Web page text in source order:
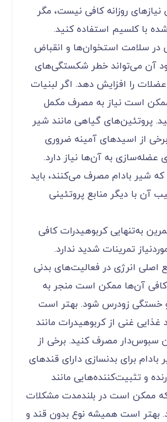
روزانه کافی نیست، مگر
با کلسیم استفاده کنید.
سلامت استخوان‌ها و انقباض
آن می‌تواند خطر شکستگی‌های
را افزایش دهد. اگر لبنیات
است نیاز به مصرف مکمل
پروتئین‌های گیاهی مانند شیر
برخی از اسیدهای آمینه ضروری
عضله‌سازی به آن‌ها نیاز دارد.
که شیر بادام مصرف می‌کنند، باید
آن با دیگر منابع پروتئینی
به‌تنهایی کربوهیدرات کافی
تمرینات شدید ندارد.
اصلی انرژی در فعالیت‌های بدنی
آن‌ها ممکن است منجر به
زودرس شود. بهتر است
غذایی غنی از کربوهیدرات مانند
سبوس‌دار مصرف کنید. برخی از
بادام برای بدنسازی دارای قندهای
و تثبیت‌کننده‌هایی مانند
که ممکن است در بلندمدت مشکلات
بهتر است همیشه نوع بدون قند و